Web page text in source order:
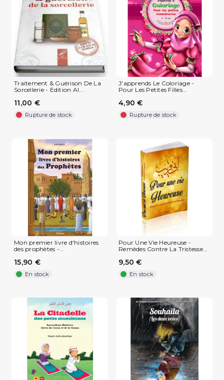
Traitement & Guérison De La
Sorcellerie - Edition Al...
11,00 €
Rupture de stock
J'apprends Le Coloriage -
Pour Les Petites Filles...
4,90 €
Rupture de stock
Mon premier livre d'histoires
des prophètes -...
15,90 €
En stock
Pour Une Vie Heureuse -
Remèdes Contre La Tristesse...
9,50 €
En stock